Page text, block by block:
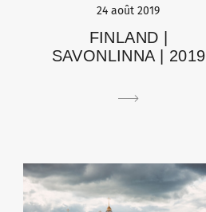
24 août 2019
FINLAND |
SAVONLINNA | 2019